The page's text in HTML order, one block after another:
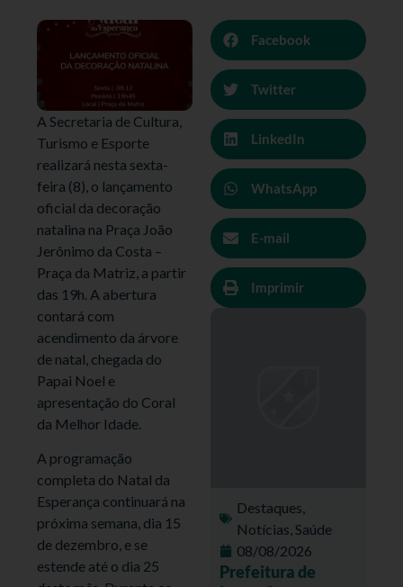
A Secretaria de Cultura,
Turismo e Esporte
realizará nesta sexta-
feira (8), o lançamento
oficial da decoração
natalina na Praça João
Jerônimo da Costa –
Praça da Matriz, a partir
das 19h. A abertura
contará com
acendimento da árvore
de natal, chegada do
Papai Noel e
apresentação do Coral
da Melhor Idade.
A programação
completa do Natal da
Esperança continuará na
próxima semana, dia 15
de dezembro, e se
estende até o dia 25
Facebook
Twitter
LinkedIn
WhatsApp
E-mail
Imprimir
Destaques,
Notícias,Saúde
08/08/2026
Prefeitura de